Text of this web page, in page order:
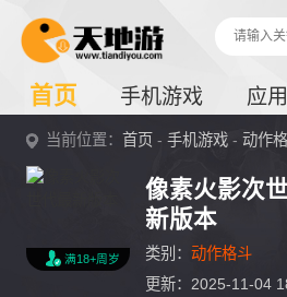
首页 手机游戏 应
当前位置：首页 -手机游戏 -动作
满18+周岁
像素火影次
新版本
类别： 动作格斗
更新：2025-11-04